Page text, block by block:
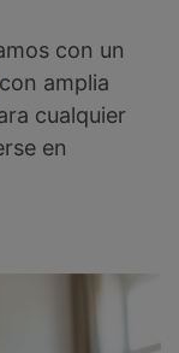
con un
con amplia
cualquier
en